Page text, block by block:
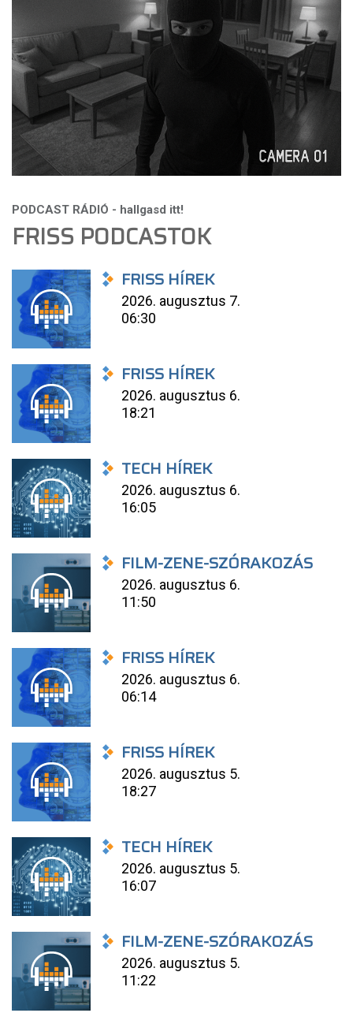
FRISS PODCASTOK
FRISS HÍREK
2026. augusztus 7.
06:30
FRISS HÍREK
2026. augusztus 6.
18:21
TECH HÍREK
2026. augusztus 6.
16:05
FILM-ZENE-SZÓRAKOZÁS
2026. augusztus 6.
11:50
FRISS HÍREK
2026. augusztus 6.
06:14
FRISS HÍREK
2026. augusztus 5.
18:27
TECH HÍREK
2026. augusztus 5.
16:07
FILM-ZENE-SZÓRAKOZÁS
2026. augusztus 5.
11:22